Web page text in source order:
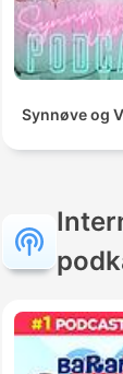
Synnøve og